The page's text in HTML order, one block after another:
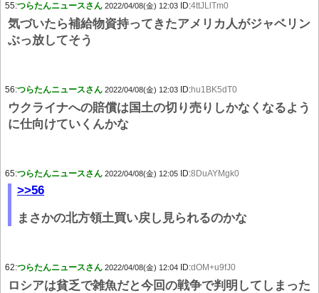
55:つらたんニュースさん 2022/04/08(金) 12:03 ID:4ttJLlTm0
気づいたら補給物資持ってきたアメリカ人がジャベリン
ぶっ放してそう
56:つらたんニュースさん 2022/04/08(金) 12:03 ID:hu1BK5dT0
ウクライナへの賠償は国土の切り売りしかなくなるよう
に仕向けていくんかな
65:つらたんニュースさん 2022/04/08(金) 12:05 ID:8DuAYMgk0
>>56
まさかの北方領土買い戻し見られるのかな
62:つらたんニュースさん 2022/04/08(金) 12:04 ID:dOM+u9fJ0
ロシアは貧乏で雑魚だと今回の戦争で判明してしまった